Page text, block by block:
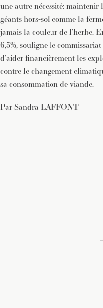
une autre nécessité: maintenir
géants hors-sol comme la
jamais la couleur de l’herbe.
6,3%, souligne le
d’aider financièrement les
contre le changement
sa consommation de viande.
Par Sandra LAFFONT